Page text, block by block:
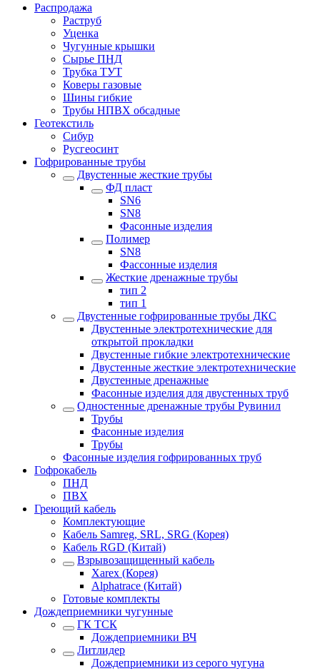
Распродажа
Раструб
Уценка
Чугунные крышки
Сырье ПНД
Трубка ТУТ
Коверы газовые
Шины гибкие
Трубы НПВХ обсадные
Геотекстиль
Сибур
Русгеосинт
Гофрированные трубы
Двустенные жесткие трубы
ФД пласт
SN6
SN8
Фасонные изделия
Полимер
SN8
Фассонные изделия
Жесткие дренажные трубы
тип 2
тип 1
Двустенные гофрированные трубы ДКС
Двустенные электротехнические для
открытой прокладки
Двустенные гибкие электротехнические
Двустенные жесткие электротехнические
Двустенные дренажные
Фасонные изделия для двустенных труб
Одностенные дренажные трубы Рувинил
Трубы
Фасонные изделия
Трубы
Фасонные изделия гофрированных труб
Гофрокабель
ПНД
ПВХ
Греющий кабель
Комплектующие
Кабель Samreg, SRL, SRG (Корея)
Кабель RGD (Китай)
Взрывозащищенный кабель
Xarex (Корея)
Alphatrace (Китай)
Готовые комплекты
Дождеприемники чугунные
ГК ТСК
Дождеприемники ВЧ
Литлидер
Дождеприемники из серого чугуна